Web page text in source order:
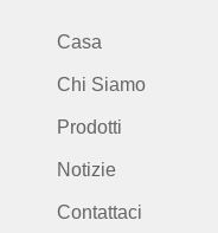
Casa
Chi Siamo
Prodotti
Notizie
Contattaci